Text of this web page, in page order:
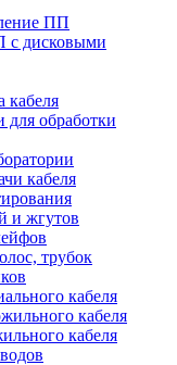
ПП
с дисковыми
кабеля
для обработки
кабеля
и жгутов
трубок
кабеля
кабеля
кабеля